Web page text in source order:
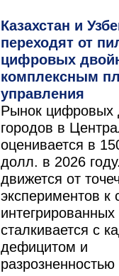
Казахстан и
переходят от
цифровых
комплексным
управления
Рынок цифровых
городов в
оценивается в
долл. в 2026
движется от
экспериментов к
сталкивается с
дефицитом и